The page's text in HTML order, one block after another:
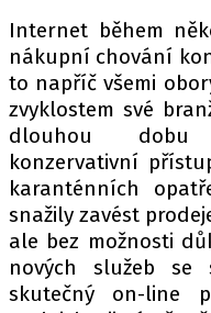
Internet během
nákupní chování
to napříč všemi
zvyklostem své
dlouhou dobu
konzervativní
karanténních
snažily zavést
ale bez možnosti
nových služeb se
skutečný on-line